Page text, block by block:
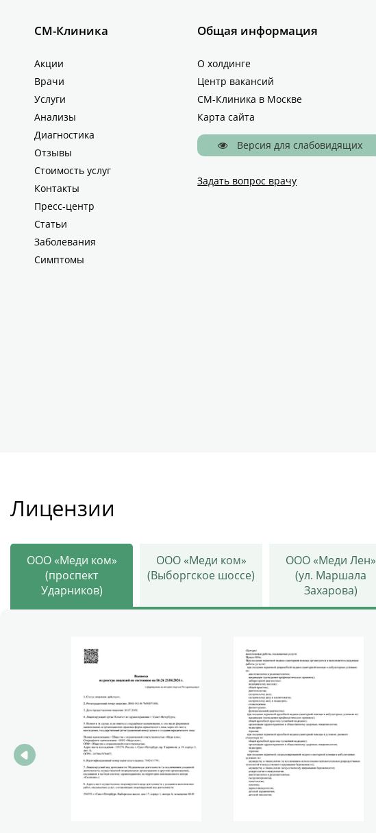
СМ-Клиника
Акции
Врачи
Услуги
Анализы
Диагностика
Отзывы
Стоимость услуг
Контакты
Пресс-центр
Статьи
Заболевания
Симптомы
Общая информация
О холдинге
Центр вакансий
СМ-Клиника в Москве
Карта сайта
Версия для слабовидящих
Задать вопрос врачу
Лицензии
ООО «Меди ком»
(проспект
Ударников)
ООО «Меди ком»
(Выборгское шоссе)
ООО «Меди Лен»
(ул. Маршала
Захарова)